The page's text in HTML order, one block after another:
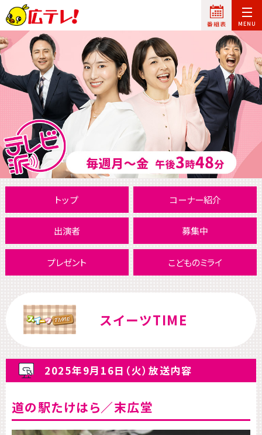
トップ コーナー紹介
出演者 募集中
プレゼント こどものミライ
スイーツTIME
2025年9月16日（火）放送内容
道の駅たけはら／末広堂